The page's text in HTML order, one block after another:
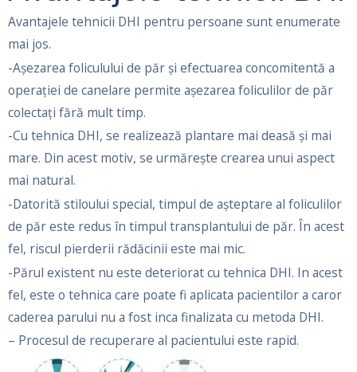
Avantajele tehnicii DHI pentru persoane sunt enumerate
mai jos.
-Așezarea foliculului de păr și efectuarea concomitentă a
operației de canelare permite așezarea foliculilor de păr
colectați fără mult timp.
-Cu tehnica DHI, se realizează plantare mai deasă și mai
mare. Din acest motiv, se urmărește crearea unui aspect
mai natural.
-Datorită stiloului special, timpul de așteptare al foliculilor
de păr este redus în timpul transplantului de păr. În acest
fel, riscul pierderii rădăcinii este mai mic.
-Părul existent nu este deteriorat cu tehnica DHI. In acest
fel, este o tehnica care poate fi aplicata pacientilor a caror
caderea parului nu a fost inca finalizata cu metoda DHI.
– Procesul de recuperare al pacientului este rapid.